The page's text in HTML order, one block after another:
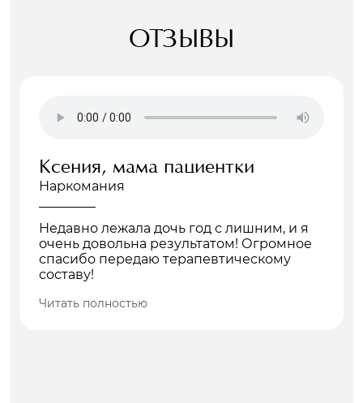
ОТЗЫВЫ
Ксения, мама пациентки
Наркомания
Недавно лежала дочь год с лишним, и я
очень довольна результатом! Огромное
спасибо передаю терапевтическому
составу!
Читать полностью